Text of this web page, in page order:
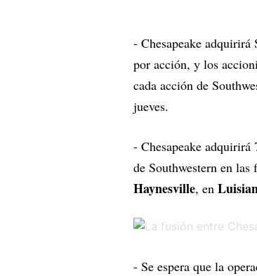
- Chesapeake adquirirá
por acción, y los
cada acción de
jueves.
- Chesapeake
de Southwestern en las
Haynesville, en
- Se espera que la